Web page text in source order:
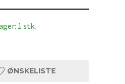
1 stk.
ØNSKELISTE